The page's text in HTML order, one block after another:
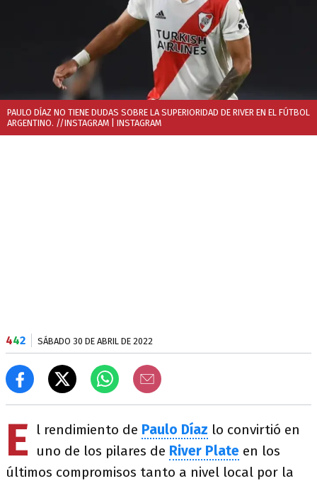
PAULO DÍAZ NO TIENE DUDAS SOBRE LA SUPERIORIDAD DE RIVER EN EL FÚTBOL
ARGENTINO. //INSTAGRAM | INSTAGRAM
442 SÁBADO 30 DE ABRIL DE 2022
E l rendimiento de Paulo Díaz lo convirtió en
uno de los pilares de River Plate en los
últimos compromisos tanto a nivel local por la